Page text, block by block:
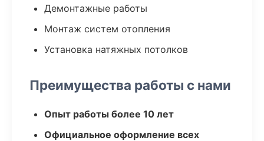
Демонтажные работы
Монтаж систем отопления
Установка натяжных потолков
Преимущества работы с нами
Опыт работы более 10 лет
Официальное оформление всех